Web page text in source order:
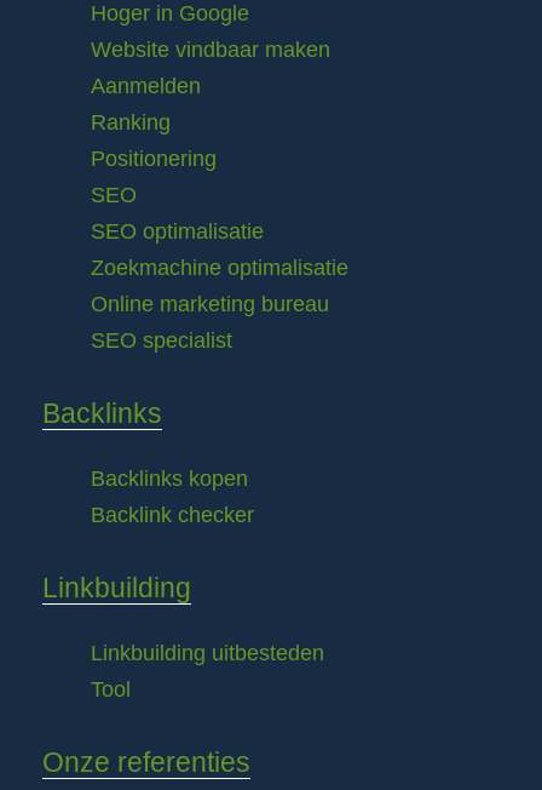
Hoger in Google
Website vindbaar maken
Aanmelden
Ranking
Positionering
SEO
SEO optimalisatie
Zoekmachine optimalisatie
Online marketing bureau
SEO specialist
Backlinks
Backlinks kopen
Backlink checker
Linkbuilding
Linkbuilding uitbesteden
Tool
Onze referenties